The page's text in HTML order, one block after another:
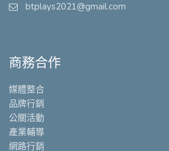
btplays2021@gmail.com
商務合作
媒體整合
品牌行銷
公關活動
產業輔導
網路行銷